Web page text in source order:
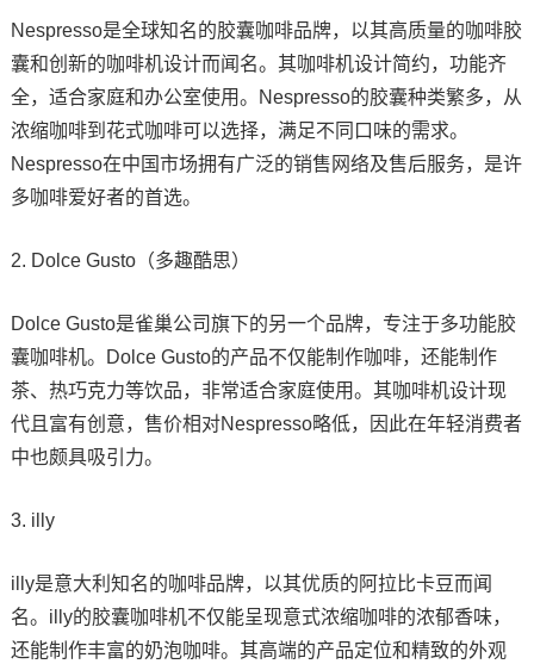
Nespresso是全球知名的胶囊咖啡品牌，以其高质量的咖啡胶
囊和创新的咖啡机设计而闻名。其咖啡机设计简约，功能齐
全，适合家庭和办公室使用。Nespresso的胶囊种类繁多，从
浓缩咖啡到花式咖啡可以选择，满足不同口味的需求。
Nespresso在中国市场拥有广泛的销售网络及售后服务，是许
多咖啡爱好者的首选。
2. Dolce Gusto（多趣酷思）
Dolce Gusto是雀巢公司旗下的另一个品牌，专注于多功能胶
囊咖啡机。Dolce Gusto的产品不仅能制作咖啡，还能制作
茶、热巧克力等饮品，非常适合家庭使用。其咖啡机设计现
代且富有创意，售价相对Nespresso略低，因此在年轻消费者
中也颇具吸引力。
3. illy
illy是意大利知名的咖啡品牌，以其优质的阿拉比卡豆而闻
名。illy的胶囊咖啡机不仅能呈现意式浓缩咖啡的浓郁香味，
还能制作丰富的奶泡咖啡。其高端的产品定位和精致的外观